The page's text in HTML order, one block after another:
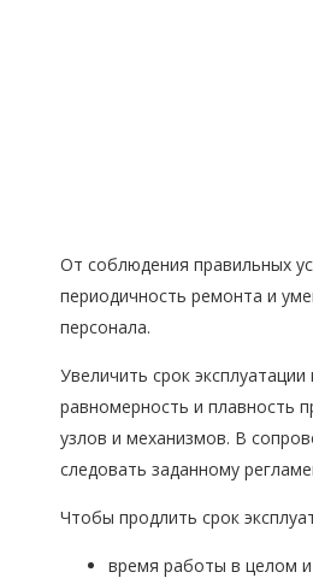
От соблюдения правильных
периодичность ремонта и
персонала.
Увеличить срок
равномерность и плавность
узлов и механизмов. В
следовать заданному
Чтобы продлить срок
время работы в целом